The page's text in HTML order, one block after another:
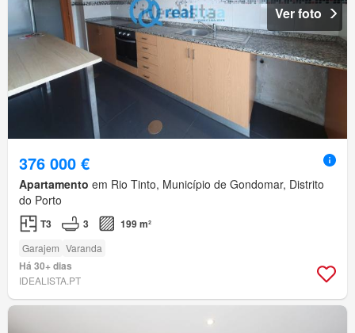
Ver foto
376 000 €
Apartamento em Rio Tinto, Município de Gondomar, Distrito
do Porto
T3 3 199 m²
Garajem Varanda
Há 30+ dias
IDEALISTA.PT